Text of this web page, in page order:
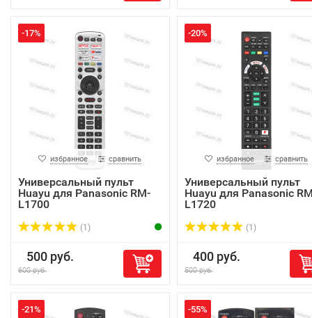
-17%
избранное сравнить
Универсальный пульт
Huayu для Panasonic RM-
L1700
(1)
500 руб.
600 руб.
-20%
избранное сравнить
Универсальный пульт
Huayu для Panasonic
L1720
(1)
400 руб.
500 руб.
-21% -55%